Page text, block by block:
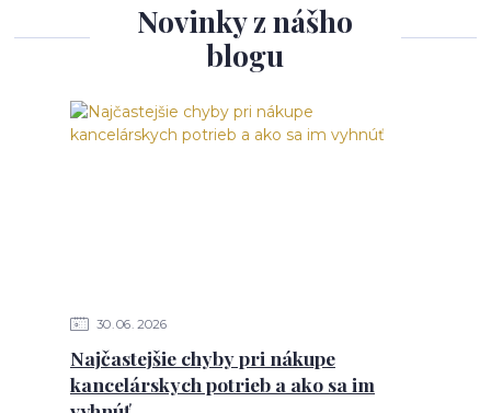
Novinky z nášho
blogu
30 06 2026
Najčastejšie chyby pri nákupe
kancelárskych potrieb a ako sa im